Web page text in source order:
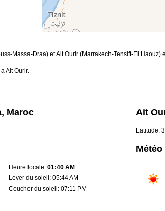
Massa-Draa) et Ait Ourir (Marrakech-Tensift-El Haouz)
Ait Ourir.
Maroc
Heure locale: 01:40 AM
Lever du soleil: 05:44 AM
Coucher du soleil: 07:11 PM
Ait
Latitude: